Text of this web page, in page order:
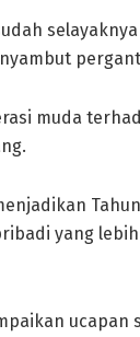
muda
yang
ucapan